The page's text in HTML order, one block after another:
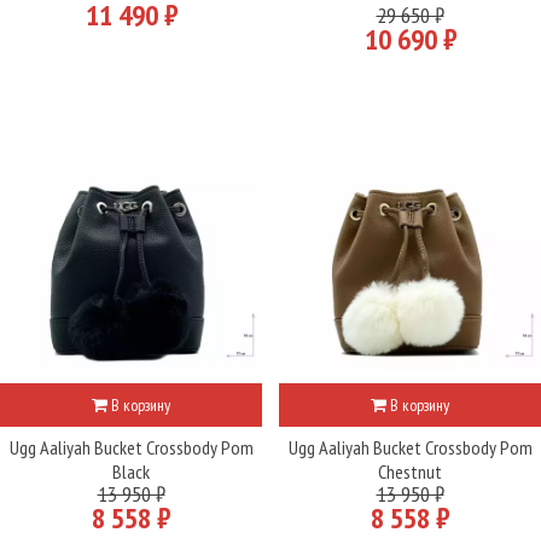
11 490 ₽ 29 650 ₽
10 690 ₽
В корзину
Ugg Aaliyah Bucket Crossbody Pom
Black
13 950 ₽
8 558 ₽
В корзину
Ugg Aaliyah Bucket Crossbody Pom
Chestnut
13 950 ₽
8 558 ₽